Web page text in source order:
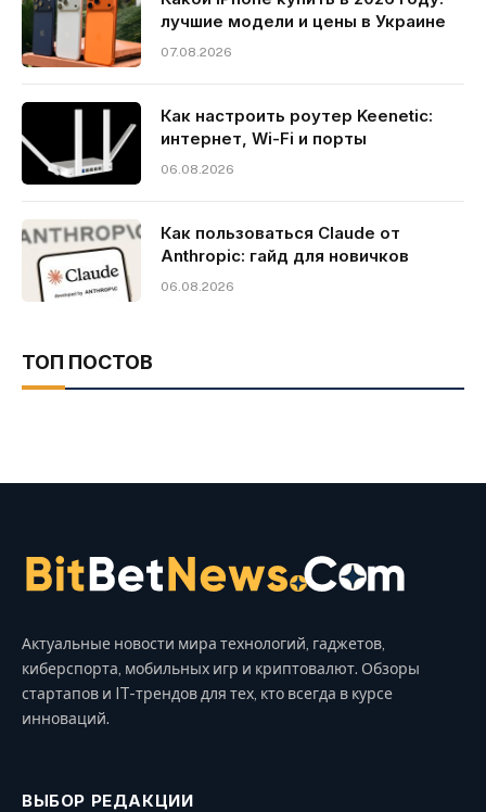
лучшие модели и цены в Украине
07.08.2026
Как настроить роутер Keenetic:
интернет, Wi-Fi и порты
06.08.2026
Как пользоваться Claude от
Anthropic: гайд для новичков
06.08.2026
ТОП ПОСТОВ
Актуальные новости мира технологий, гаджетов,
киберспорта, мобильных игр и криптовалют. Обзоры
стартапов и IT-трендов для тех, кто всегда в курсе
инноваций.
ВЫБОР РЕДАКЦИИ